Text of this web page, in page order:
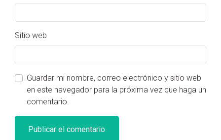
Sitio web
Guardar mi nombre, correo electrónico y sitio web
en este navegador para la próxima vez que haga un
comentario.